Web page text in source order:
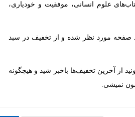
علوم انسانی، موفقیت و خودیاری،
صفحه مورد نظر شده و از تخفیف در سبد
از آخرین تخفیف‌ها باخبر شید و هیچگونه
نمیشی.